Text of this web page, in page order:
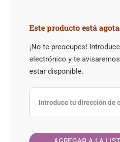
Este producto está
¡No te preocupes!
electrónico y te
estar disponible.